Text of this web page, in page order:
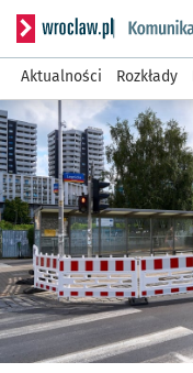
Serwis
Aktualności Rozkłady
Najnowsze